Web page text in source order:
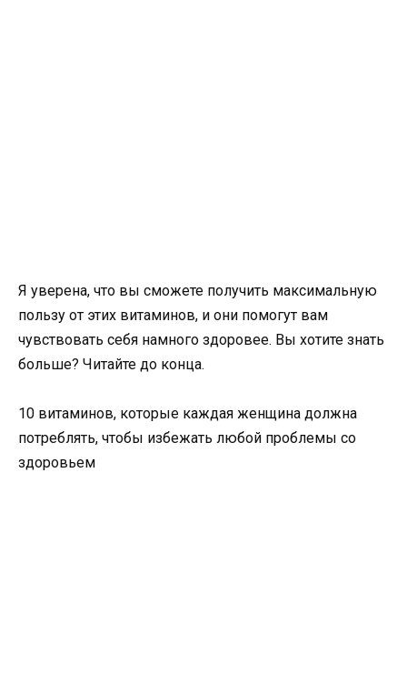
Я уверена, что вы сможете получить максимальную
пользу от этих витаминов, и они помогут вам
чувствовать себя намного здоровее. Вы хотите знать
больше? Читайте до конца.
10 витаминов, которые каждая женщина должна
потреблять, чтобы избежать любой проблемы со
здоровьем